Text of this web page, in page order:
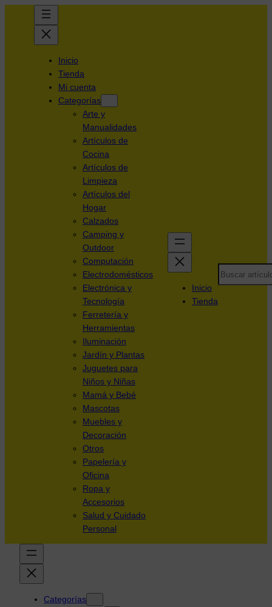
Inicio
Tienda
Mi cuenta
Categorías
Arte y
Manualidades
Artículos de
Cocina
Artículos de
Limpieza
Artículos del
Hogar
Calzados
Camping y
Outdoor
Computación
Electrodomésticos
Electrónica y
Tecnología
Ferretería y
Herramientas
Iluminación
Jardín y Plantas
Juguetes para
Niños y Niñas
Mamá y Bebé
Mascotas
Muebles y
Decoración
Otros
Papelería y
Oficina
Ropa y
Accesorios
Salud y Cuidado
Personal
Inicio
Tienda
Search
Categorías